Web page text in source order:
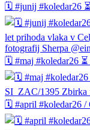
🗓️ #junij #koledar26
🗓️ #maj #koledar26
🗓️ #april #koledar26 /